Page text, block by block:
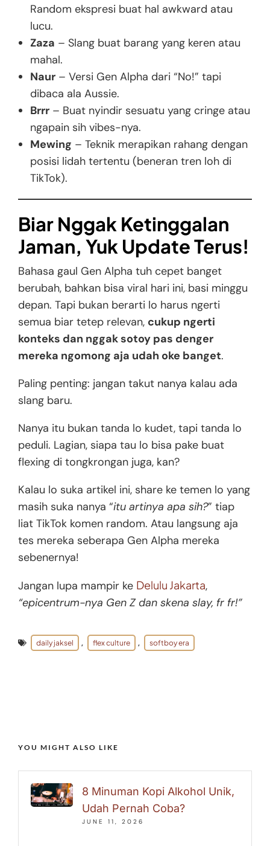
Random ekspresi buat hal awkward atau
lucu.
Zaza – Slang buat barang yang keren atau
mahal.
Naur – Versi Gen Alpha dari “No!” tapi
dibaca ala Aussie.
Brrr – Buat nyindir sesuatu yang cringe atau
ngapain sih vibes-nya.
Mewing – Teknik merapikan rahang dengan
posisi lidah tertentu (beneran tren loh di
TikTok).
Biar Nggak Ketinggalan
Jaman, Yuk Update Terus!
Bahasa gaul Gen Alpha tuh cepet banget
berubah, bahkan bisa viral hari ini, basi minggu
depan. Tapi bukan berarti lo harus ngerti
semua biar tetep relevan, cukup ngerti
konteks dan nggak sotoy pas denger
mereka ngomong aja udah oke banget.
Paling penting: jangan takut nanya kalau ada
slang baru.
Nanya itu bukan tanda lo kudet, tapi tanda lo
peduli. Lagian, siapa tau lo bisa pake buat
flexing di tongkrongan juga, kan?
Kalau lo suka artikel ini, share ke temen lo yang
masih suka nanya “itu artinya apa sih?” tiap
liat TikTok komen random. Atau langsung aja
tes mereka seberapa Gen Alpha mereka
sebenernya!
Jangan lupa mampir ke Delulu Jakarta,
“epicentrum-nya Gen Z dan skena slay, fr fr!”
daily jaksel , flex culture , softboy era
YOU MIGHT ALSO LIKE
8 Minuman Kopi Alkohol Unik,
Udah Pernah Coba?
JUNE 11, 2026